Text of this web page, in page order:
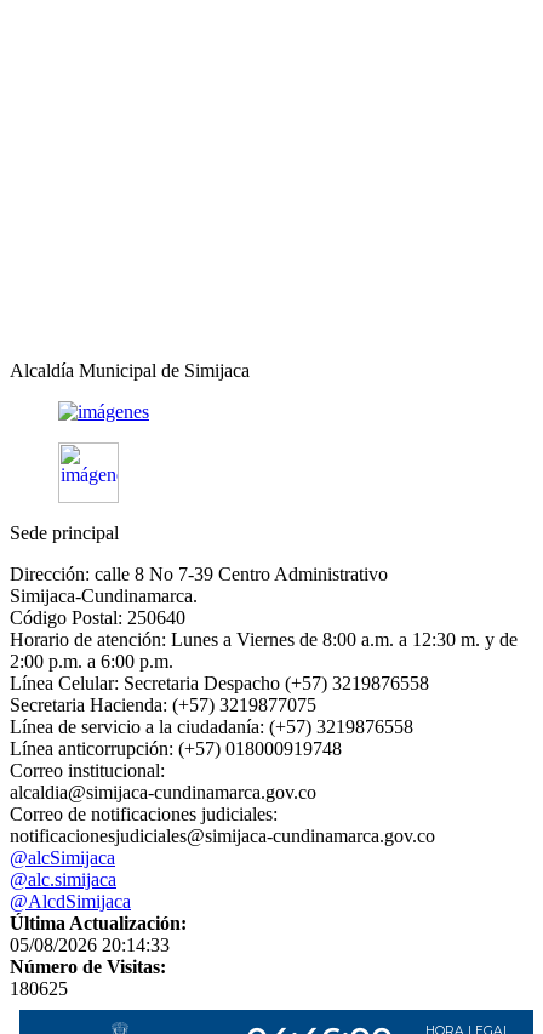
Alcaldía Municipal de Simijaca
Sede principal
Dirección: calle 8 No 7-39 Centro Administrativo
Simijaca-Cundinamarca.
Código Postal: 250640
Horario de atención: Lunes a Viernes de 8:00 a.m. a 12:30 m. y de
2:00 p.m. a 6:00 p.m.
Línea Celular: Secretaria Despacho (+57) 3219876558
Secretaria Hacienda: (+57) 3219877075
Línea de servicio a la ciudadanía: (+57) 3219876558
Línea anticorrupción: (+57) 018000919748
Correo institucional:
alcaldia@simijaca-cundinamarca.gov.co
Correo de notificaciones judiciales:
notificacionesjudiciales@simijaca-cundinamarca.gov.co
@alcSimijaca
@alc.simijaca
@AlcdSimijaca
Última Actualización:
05/08/2026 20:14:33
Número de Visitas:
180625